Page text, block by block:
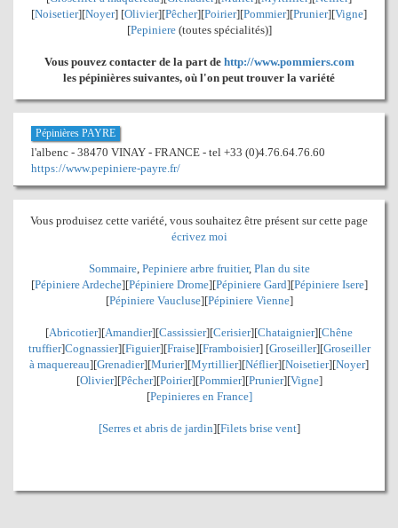
[Noisetier][Noyer] [Olivier][Pêcher][Poirier][Pommier][Prunier][Vigne]
[Pepiniere(toutes spécialités)]
Vous pouvez contacter de la part de http://www.pommiers.com
les pépinières suivantes, où l'on peut trouver la variété
Pépinières PAYRE
l'albenc - 38470 VINAY - FRANCE - tel +33 (0)4.76.64.76.60
https://www.pepiniere-payre.fr/
Vous produisez cette variété, vous souhaitez être présent sur cette page
écrivez moi
Sommaire, Pepiniere arbre fruitier, Plan du site
[Pépiniere Ardeche][Pépiniere Drome][Pépiniere Gard][Pépiniere Isere]
[Pépiniere Vaucluse][Pépiniere Vienne]
[Abricotier][Amandier][Cassissier][Cerisier][Chataignier][Chêne
truffier]Cognassier][Figuier][Fraise][Framboisier] [Groseiller][Groseiller
à maquereau][Grenadier][Murier][Myrtillier][Néflier][Noisetier][Noyer]
[Olivier][Pêcher][Poirier][Pommier][Prunier][Vigne]
[Pepinieres en France]
[Serres et abris de jardin][Filets brise vent]